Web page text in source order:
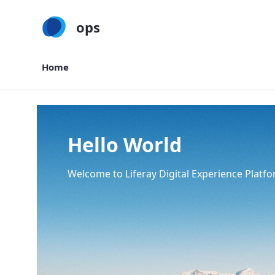
ops
Home
Hello World
Welcome to Liferay Digital Experience